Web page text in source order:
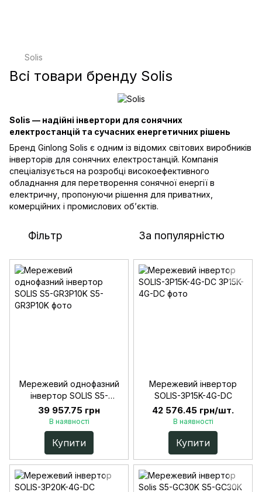
Solis
Всі товари бренду Solis
Solis — надійні інвертори для сонячних
електростанцій та сучасних енергетичних рішень
Бренд Ginlong Solis є одним із відомих світових виробників
інверторів для сонячних електростанцій. Компанія
спеціалізується на розробці високоефективного
обладнання для перетворення сонячної енергії в
електричну, пропонуючи рішення для приватних,
комерційних і промислових об’єктів.
Фільтр За популярністю
Мережевий однофазний
інвертор SOLIS S5-
GR3P10K
39 957.75 грн
В наявності
Купити
Мережевий інвертор
SOLIS-3P15K-4G-DC
42 576.45 грн/шт.
В наявності
Купити